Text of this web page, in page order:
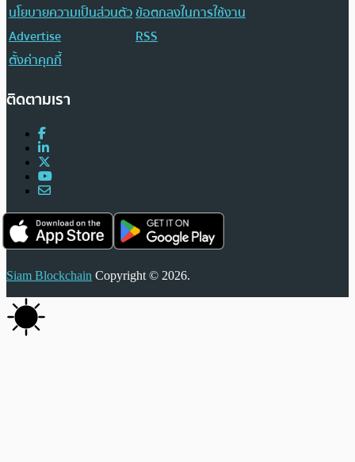
นโยบายความเป็นส่วนตัวข้อตกลงในการใช้งาน
Advertise
RSS
ตั้งค่าคุกกี้
ติดตามเรา
Siam Blockchain Copyright © 2026.